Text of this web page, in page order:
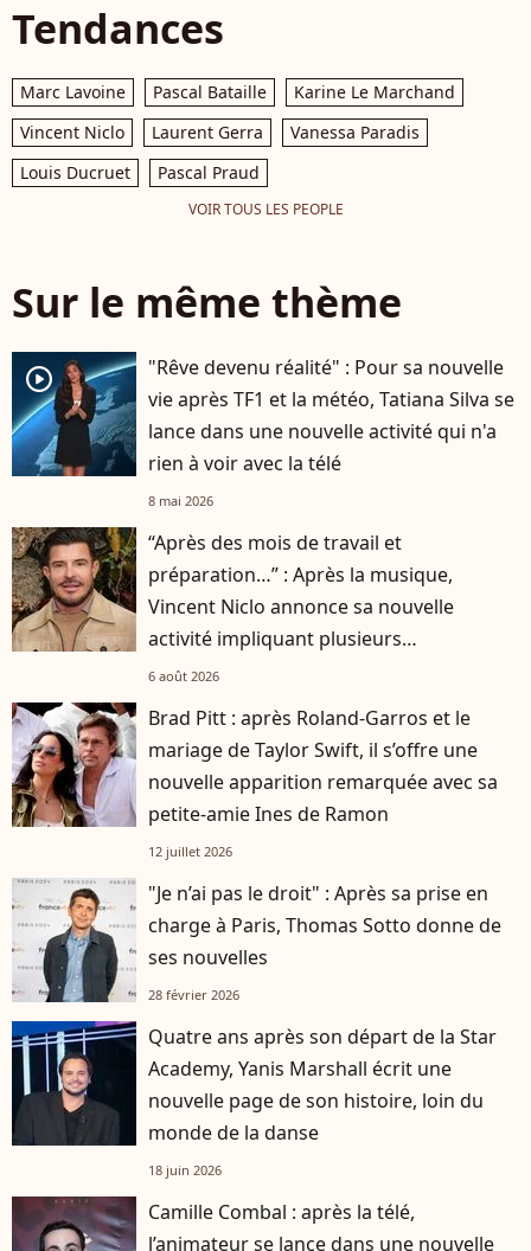
Tendances
Marc Lavoine Pascal Bataille
Karine Le Marchand
Vincent Niclo
Laurent Gerra
Vanessa Paradis
Louis Ducruet
Pascal Praud
VOIR TOUS LES PEOPLE
Sur le même thème
player2
"Rêve devenu réalité" : Pour sa nouvelle
vie après TF1 et la météo, Tatiana Silva se
lance dans une nouvelle activité qui n'a
rien à voir avec la télé
8 mai 2026
“Après des mois de travail et
préparation…” : Après la musique,
Vincent Niclo annonce sa nouvelle
activité impliquant plusieurs
personnalités
6 août 2026
Brad Pitt : après Roland-Garros et le
mariage de Taylor Swift, il s’offre une
nouvelle apparition remarquée avec sa
petite-amie Ines de Ramon
12 juillet 2026
"Je n’ai pas le droit" : Après sa prise en
charge à Paris, Thomas Sotto donne de
ses nouvelles
28 février 2026
Quatre ans après son départ de la Star
Academy, Yanis Marshall écrit une
nouvelle page de son histoire, loin du
monde de la danse
18 juin 2026
Camille Combal : après la télé,
l’animateur se lance dans une nouvelle